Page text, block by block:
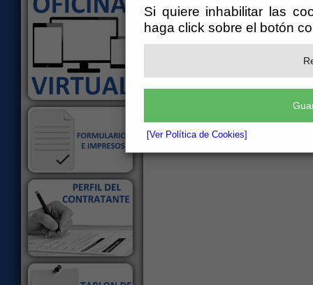
Si quiere inhabilitar las
haga click sobre el botón
[Ver Política de Cookies]
El documento con referencia